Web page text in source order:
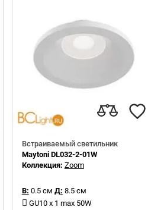
Встраиваемый светильник
Maytoni DL032-2-01W
Коллекция: Zoom
В: 0.5 см Д: 8.5 см
GU10 x 1 max 50W